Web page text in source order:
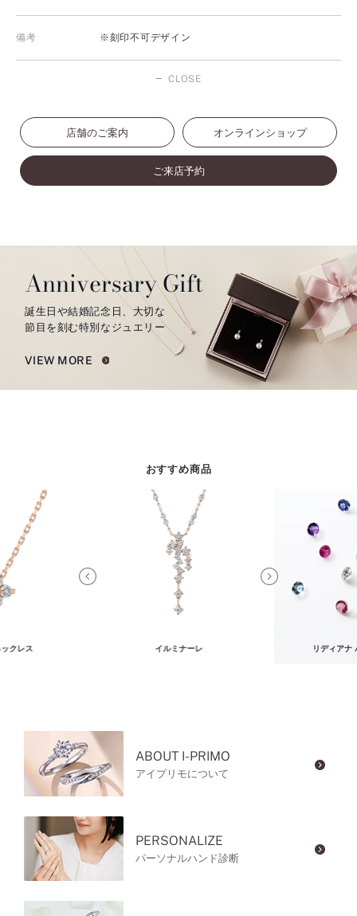
備考 ※刻印不可デザイン
CLOSE
店舗のご案内 オンラインショップ
ご来店予約
Anniversary Gift
誕生日や結婚記念日、大切な
節目を刻む特別なジュエリー
VIEW MORE
おすすめ商品
クレス イルミナーレ リディアナ
ABOUT I-PRIMO
アイプリモについて
PERSONALIZE
パーソナルハンド診断